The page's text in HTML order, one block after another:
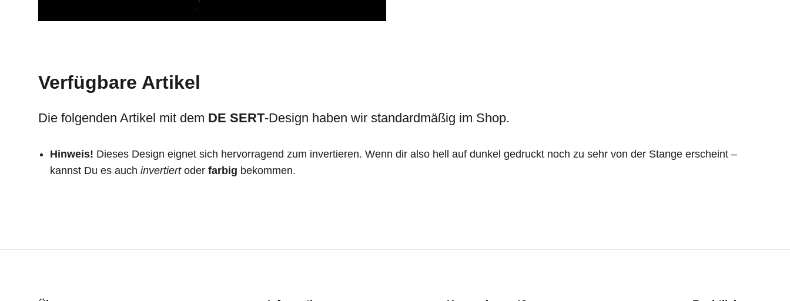
Verfügbare Artikel
Die folgenden Artikel mit dem DE SERT-Design haben wir standardmäßig im Shop.
Hinweis! Dieses Design eignet sich hervorragend zum invertieren. Wenn dir also hell auf dunkel gedruckt noch zu sehr von der Stange erscheint –
kannst Du es auch invertiertoder farbig bekommen.